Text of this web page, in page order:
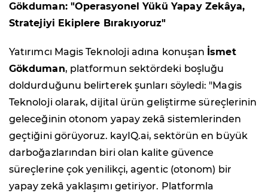
Gökduman: "Operasyonel Yükü Yapay Zekâya,
Stratejiyi Ekiplere Bırakıyoruz"
Yatırımcı Magis Teknoloji adına konuşan İsmet
Gökduman, platformun sektördeki boşluğu
doldurduğunu belirterek şunları söyledi: "Magis
Teknoloji olarak, dijital ürün geliştirme süreçlerinin
geleceğinin otonom yapay zekâ sistemlerinden
geçtiğini görüyoruz. kayIQ.ai, sektörün en büyük
darboğazlarından biri olan kalite güvence
süreçlerine çok yenilikçi, agentic (otonom) bir
yapay zekâ yaklaşımı getiriyor. Platformla